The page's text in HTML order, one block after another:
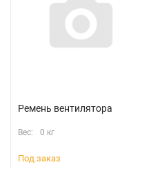
Ремень вентилятора
Вес: 0 кг
Под заказ